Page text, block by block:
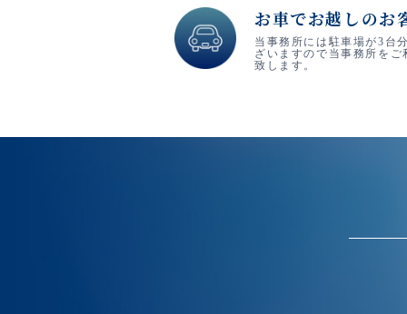
お車でお越しのお
当事務所には駐車場が3台
ざいますので当事務所を
致します。